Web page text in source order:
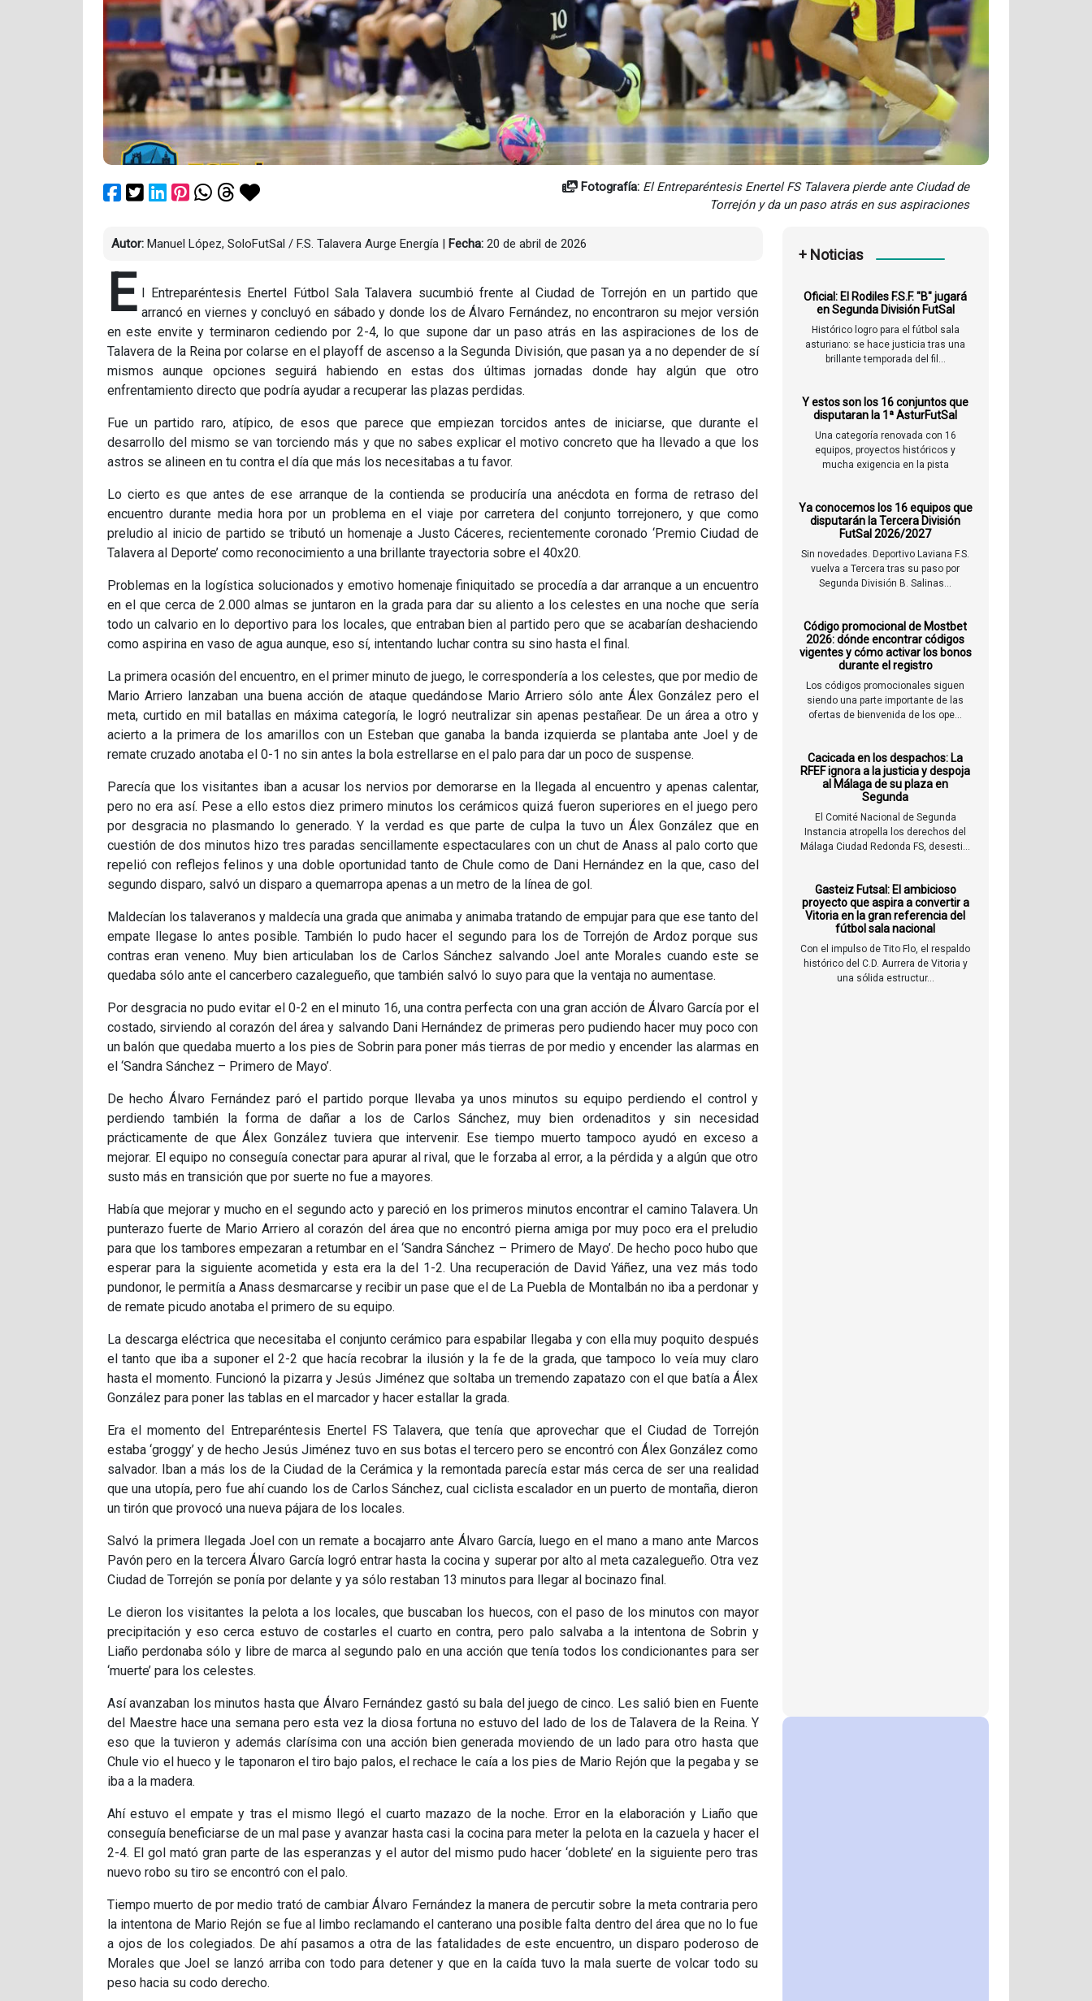
Fotografía: El Entreparéntesis Enertel FS Talavera pierde ante Ciudad de
Torrejón y da un paso atrás en sus aspiraciones
Autor: Manuel López, SoloFutSal / F.S. Talavera Aurge Energía Fecha: 20 de abril de 2026
E
l Entreparéntesis Enertel Fútbol Sala Talavera sucumbió frente al Ciudad de Torrejón en un partido que
arrancó en viernes y concluyó en sábado y donde los de Álvaro Fernández, no encontraron su mejor versión
en este envite y terminaron cediendo por 2-4, lo que supone dar un paso atrás en las aspiraciones de los de
Talavera de la Reina por colarse en el playoff de ascenso a la Segunda División, que pasan ya a no depender de sí
mismos aunque opciones seguirá habiendo en estas dos últimas jornadas donde hay algún que otro
enfrentamiento directo que podría ayudar a recuperar las plazas perdidas.
Fue un partido raro, atípico, de esos que parece que empiezan torcidos antes de iniciarse, que durante el
desarrollo del mismo se van torciendo más y que no sabes explicar el motivo concreto que ha llevado a que los
astros se alineen en tu contra el día que más los necesitabas a tu favor.
Lo cierto es que antes de ese arranque de la contienda se produciría una anécdota en forma de retraso del
encuentro durante media hora por un problema en el viaje por carretera del conjunto torrejonero, y que como
preludio al inicio de partido se tributó un homenaje a Justo Cáceres, recientemente coronado ‘Premio Ciudad de
Talavera al Deporte’ como reconocimiento a una brillante trayectoria sobre el 40x20.
Problemas en la logística solucionados y emotivo homenaje finiquitado se procedía a dar arranque a un encuentro
en el que cerca de 2.000 almas se juntaron en la grada para dar su aliento a los celestes en una noche que sería
todo un calvario en lo deportivo para los locales, que entraban bien al partido pero que se acabarían deshaciendo
como aspirina en vaso de agua aunque, eso sí, intentando luchar contra su sino hasta el final.
La primera ocasión del encuentro, en el primer minuto de juego, le correspondería a los celestes, que por medio de
Mario Arriero lanzaban una buena acción de ataque quedándose Mario Arriero sólo ante Álex González pero el
meta, curtido en mil batallas en máxima categoría, le logró neutralizar sin apenas pestañear. De un área a otro y
acierto a la primera de los amarillos con un Esteban que ganaba la banda izquierda se plantaba ante Joel y de
remate cruzado anotaba el 0-1 no sin antes la bola estrellarse en el palo para dar un poco de suspense.
Parecía que los visitantes iban a acusar los nervios por demorarse en la llegada al encuentro y apenas calentar,
pero no era así. Pese a ello estos diez primero minutos los cerámicos quizá fueron superiores en el juego pero
por desgracia no plasmando lo generado. Y la verdad es que parte de culpa la tuvo un Álex González que en
cuestión de dos minutos hizo tres paradas sencillamente espectaculares con un chut de Anass al palo corto que
repelió con reflejos felinos y una doble oportunidad tanto de Chule como de Dani Hernández en la que, caso del
segundo disparo, salvó un disparo a quemarropa apenas a un metro de la línea de gol.
Maldecían los talaveranos y maldecía una grada que animaba y animaba tratando de empujar para que ese tanto del
empate llegase lo antes posible. También lo pudo hacer el segundo para los de Torrejón de Ardoz porque sus
contras eran veneno. Muy bien articulaban los de Carlos Sánchez salvando Joel ante Morales cuando este se
quedaba sólo ante el cancerbero cazalegueño, que también salvó lo suyo para que la ventaja no aumentase.
Por desgracia no pudo evitar el 0-2 en el minuto 16, una contra perfecta con una gran acción de Álvaro García por el
costado, sirviendo al corazón del área y salvando Dani Hernández de primeras pero pudiendo hacer muy poco con
un balón que quedaba muerto a los pies de Sobrin para poner más tierras de por medio y encender las alarmas en
el ‘Sandra Sánchez – Primero de Mayo’.
De hecho Álvaro Fernández paró el partido porque llevaba ya unos minutos su equipo perdiendo el control y
perdiendo también la forma de dañar a los de Carlos Sánchez, muy bien ordenaditos y sin necesidad
prácticamente de que Álex González tuviera que intervenir. Ese tiempo muerto tampoco ayudó en exceso a
mejorar. El equipo no conseguía conectar para apurar al rival, que le forzaba al error, a la pérdida y a algún que otro
susto más en transición que por suerte no fue a mayores.
Había que mejorar y mucho en el segundo acto y pareció en los primeros minutos encontrar el camino Talavera. Un
punterazo fuerte de Mario Arriero al corazón del área que no encontró pierna amiga por muy poco era el preludio
para que los tambores empezaran a retumbar en el ‘Sandra Sánchez – Primero de Mayo’. De hecho poco hubo que
esperar para la siguiente acometida y esta era la del 1-2. Una recuperación de David Yáñez, una vez más todo
pundonor, le permitía a Anass desmarcarse y recibir un pase que el de La Puebla de Montalbán no iba a perdonar y
de remate picudo anotaba el primero de su equipo.
La descarga eléctrica que necesitaba el conjunto cerámico para espabilar llegaba y con ella muy poquito después
el tanto que iba a suponer el 2-2 que hacía recobrar la ilusión y la fe de la grada, que tampoco lo veía muy claro
hasta el momento. Funcionó la pizarra y Jesús Jiménez que soltaba un tremendo zapatazo con el que batía a Álex
González para poner las tablas en el marcador y hacer estallar la grada.
Era el momento del Entreparéntesis Enertel FS Talavera, que tenía que aprovechar que el Ciudad de Torrejón
estaba ‘groggy’ y de hecho Jesús Jiménez tuvo en sus botas el tercero pero se encontró con Álex González como
salvador. Iban a más los de la Ciudad de la Cerámica y la remontada parecía estar más cerca de ser una realidad
que una utopía, pero fue ahí cuando los de Carlos Sánchez, cual ciclista escalador en un puerto de montaña, dieron
un tirón que provocó una nueva pájara de los locales.
Salvó la primera llegada Joel con un remate a bocajarro ante Álvaro García, luego en el mano a mano ante Marcos
Pavón pero en la tercera Álvaro García logró entrar hasta la cocina y superar por alto al meta cazalegueño. Otra vez
Ciudad de Torrejón se ponía por delante y ya sólo restaban 13 minutos para llegar al bocinazo final.
Le dieron los visitantes la pelota a los locales, que buscaban los huecos, con el paso de los minutos con mayor
precipitación y eso cerca estuvo de costarles el cuarto en contra, pero palo salvaba a la intentona de Sobrin y
Liaño perdonaba sólo y libre de marca al segundo palo en una acción que tenía todos los condicionantes para ser
‘muerte’ para los celestes.
Así avanzaban los minutos hasta que Álvaro Fernández gastó su bala del juego de cinco. Les salió bien en Fuente
del Maestre hace una semana pero esta vez la diosa fortuna no estuvo del lado de los de Talavera de la Reina. Y
eso que la tuvieron y además clarísima con una acción bien generada moviendo de un lado para otro hasta que
Chule vio el hueco y le taponaron el tiro bajo palos, el rechace le caía a los pies de Mario Rejón que la pegaba y se
iba a la madera.
Ahí estuvo el empate y tras el mismo llegó el cuarto mazazo de la noche. Error en la elaboración y Liaño que
conseguía beneficiarse de un mal pase y avanzar hasta casi la cocina para meter la pelota en la cazuela y hacer el
2-4. El gol mató gran parte de las esperanzas y el autor del mismo pudo hacer ‘doblete’ en la siguiente pero tras
nuevo robo su tiro se encontró con el palo.
Tiempo muerto de por medio trató de cambiar Álvaro Fernández la manera de percutir sobre la meta contraria pero
la intentona de Mario Rejón se fue al limbo reclamando el canterano una posible falta dentro del área que no lo fue
a ojos de los colegiados. De ahí pasamos a otra de las fatalidades de este encuentro, un disparo poderoso de
Morales que Joel se lanzó arriba con todo para detener y que en la caída tuvo la mala suerte de volcar todo su
peso hacia su codo derecho.
+ Noticias
Oficial: El Rodiles F.S.F. "B" jugará
en Segunda División FutSal
Histórico logro para el fútbol sala
asturiano: se hace justicia tras una
brillante temporada del fil...
Y estos son los 16 conjuntos que
disputaran la 1ª AsturFutSal
Una categoría renovada con 16
equipos, proyectos históricos y
mucha exigencia en la pista
Ya conocemos los 16 equipos que
disputarán la Tercera División
FutSal 2026/2027
Sin novedades. Deportivo Laviana F.S.
vuelva a Tercera tras su paso por
Segunda División B. Salinas...
Código promocional de Mostbet
2026: dónde encontrar códigos
vigentes y cómo activar los bonos
durante el registro
Los códigos promocionales siguen
siendo una parte importante de las
ofertas de bienvenida de los ope...
Cacicada en los despachos: La
RFEF ignora a la justicia y despoja
al Málaga de su plaza en
Segunda
El Comité Nacional de Segunda
Instancia atropella los derechos del
Málaga Ciudad Redonda FS, desesti...
Gasteiz Futsal: El ambicioso
proyecto que aspira a convertir a
Vitoria en la gran referencia del
fútbol sala nacional
Con el impulso de Tito Flo, el respaldo
histórico del C.D. Aurrera de Vitoria y
una sólida estructur...